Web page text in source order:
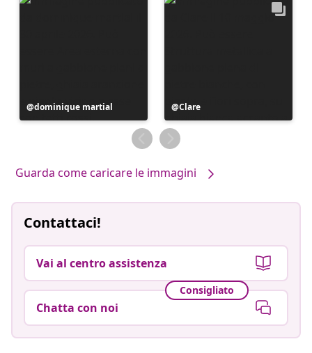
Post
pubblicato
dominique martial
Post
pubblicato
da
Clare
Guarda come caricare le immagini
Contattaci!
Vai al centro assistenza
Consigliato
Chatta con noi